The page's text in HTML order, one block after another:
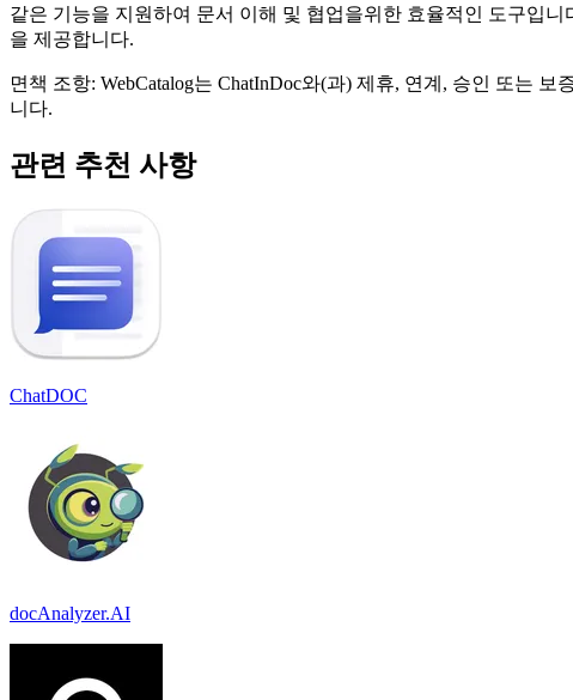
같은 기능을 지원하여 문서 이해 및 협업을위한 효율적인 도구입
을 제공합니다.
면책 조항: WebCatalog는 ChatInDoc와(과) 제휴, 연계, 승인 또는
니다.
관련 추천 사항
ChatDOC
docAnalyzer.AI